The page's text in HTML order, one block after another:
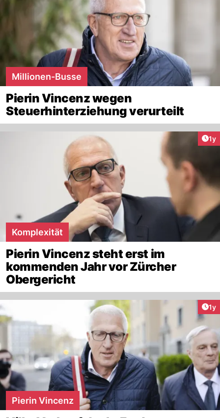
Millionen-Busse
Pierin Vincenz wegen
Steuerhinterziehung verurteilt
1y
Komplexität
Pierin Vincenz steht erst im
kommenden Jahr vor Zürcher
Obergericht
1y
Pierin Vincenz